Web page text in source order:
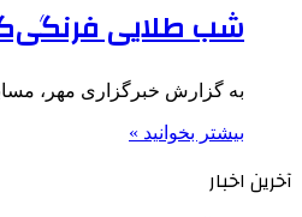
شب طلایی
به گزارش خبرگزاری مهر،
بیشتر بخوانید »
آخرین اخبار